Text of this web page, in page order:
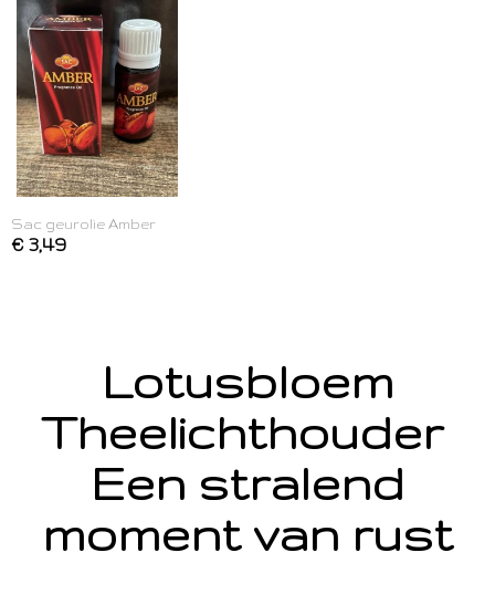
Sac geurolie Amber
€ 3,49
Lotusbloem
Theelichthouder
Een stralend
moment van rust